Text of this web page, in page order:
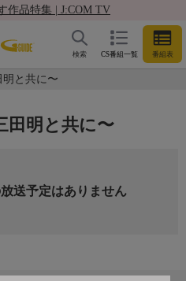
作品特集 | J:COM TV
CS番組一覧 番組表
検索
と共に〜
田明と共に〜
送予定はありません